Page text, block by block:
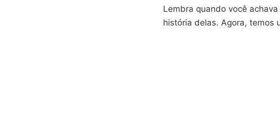
Lembra quando você
história delas. Agora, temos